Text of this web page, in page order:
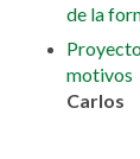
de la
Carlos